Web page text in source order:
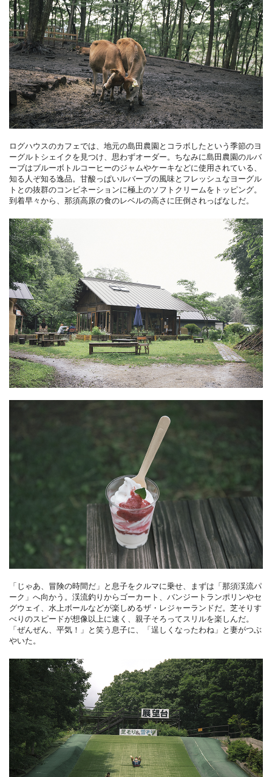
ログハウスのカフェでは、地元の島田農園とコラボしたという季節のヨ
ーグルトシェイクを見つけ、思わずオーダー。ちなみに島田農園のルバ
ーブはブルーボトルコーヒーのジャムやケーキなどに使用されている、
知る人ぞ知る逸品。甘酸っぱいルバーブの風味とフレッシュなヨーグル
トとの抜群のコンビネーションに極上のソフトクリームをトッピング。
到着早々から、那須高原の食のレベルの高さに圧倒されっぱなしだ。
「じゃあ、冒険の時間だ」と息子をクルマに乗せ、まずは「那須渓流パ
ーク」へ向かう。渓流釣りからゴーカート、バンジートランポリンやセ
グウェイ、水上ボールなどが楽しめるザ・レジャーランドだ。芝そりす
べりのスピードが想像以上に速く、親子そろってスリルを楽しんだ。
「ぜんぜん、平気！」と笑う息子に、「逞しくなったわね」と妻がつぶ
やいた。